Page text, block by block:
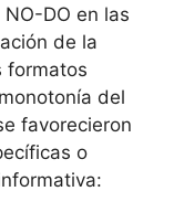
DO en las
de la
formatos
del
favorecieron
o